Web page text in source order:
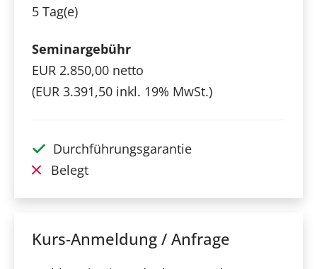
5 Tag(e)
Seminargebühr
EUR 2.850,00 netto
(EUR 3.391,50 inkl. 19% MwSt.)
Durchführungsgarantie
Belegt
Kurs-Anmeldung / Anfrage